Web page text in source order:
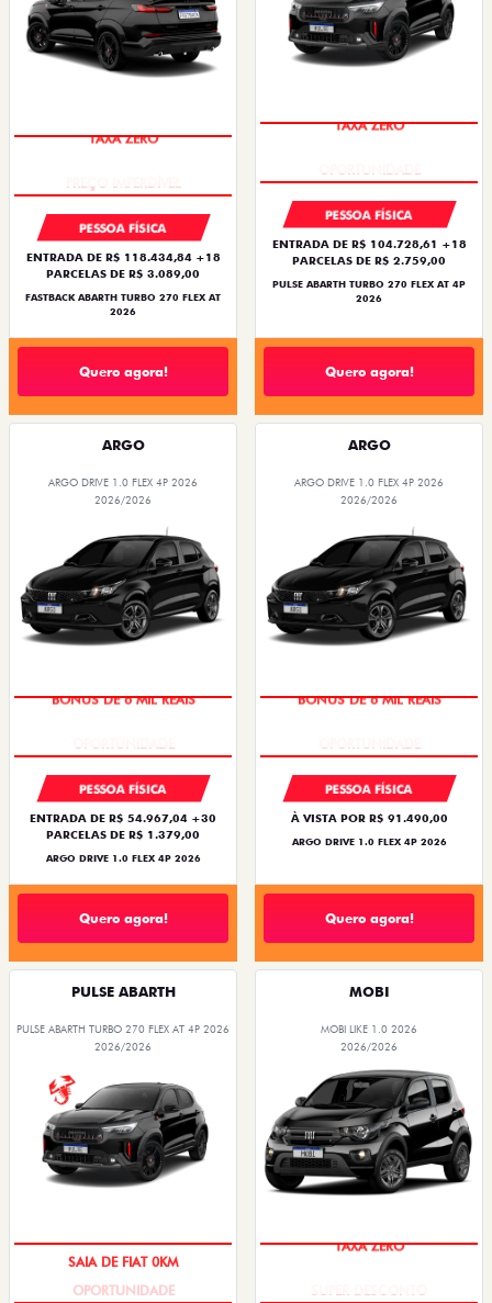
TAXA ZERO
PESSOA FÍSICA
ENTRADA DE R$ 118.434,84 +18
PARCELAS DE R$ 3.089,00
FASTBACK ABARTH TURBO 270 FLEX AT
2026
Quero agora!
TAXA ZERO
PESSOA FÍSICA
ENTRADA DE R$ 104.728,61 +18
PARCELAS DE R$ 2.759,00
PULSE ABARTH TURBO 270 FLEX AT 4P
2026
Quero agora!
ARGO
ARGO DRIVE 1.0 FLEX 4P 2026
2026/2026
BÔNUS DE 6 MIL REAIS
PESSOA FÍSICA
ENTRADA DE R$ 54.967,04 +30
PARCELAS DE R$ 1.379,00
ARGO DRIVE 1.0 FLEX 4P 2026
Quero agora!
ARGO
ARGO DRIVE 1.0 FLEX 4P 2026
2026/2026
BÔNUS DE 6 MIL REAIS
PESSOA FÍSICA
À VISTA POR R$ 91.490,00
ARGO DRIVE 1.0 FLEX 4P 2026
Quero agora!
PULSE ABARTH
PULSE ABARTH TURBO 270 FLEX AT 4P 2026
2026/2026
SAIA DE FIAT 0KM
MOBI
MOBI LIKE 1.0 2026
2026/2026
TAXA ZERO